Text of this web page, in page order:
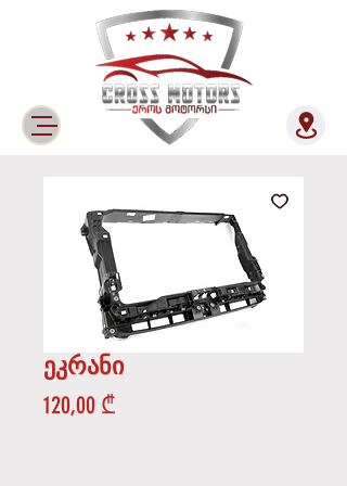
ეკრანი
120,00 ₾